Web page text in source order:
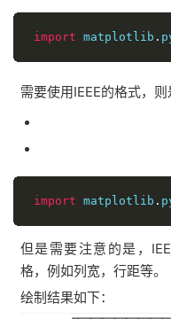
import matplotlib .
需要使用IEEE的格式，则
import matplotlib .
但是需要注意的是，
格，例如列宽，行距等。
绘制结果如下：